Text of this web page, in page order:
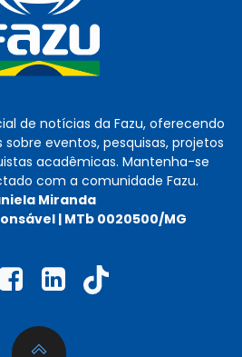
de notícias da Fazu, oferecendo
eventos, pesquisas, projetos
acadêmicas. Mantenha-se
com a comunidade Fazu.
Miranda
| MTb 0020500/MG